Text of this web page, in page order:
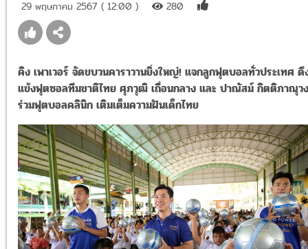
29 พฤษภาคม 2567 ( 12:00 ) 280
คิง เพาเวอร์ จัดขบวนคาราวานยิ่งใหญ่! แจกลูกฟุตบอลทั่วประเทศ ดึ
แข้งฟุตซอลทีมชาติไทย ศุภวุฒิ เถื่อนกลาง และ ปาณัสม์ กิตติภาณุว
ร่วมฟุตบอลคลินิก เติมเต็มความฝันเด็กไทย